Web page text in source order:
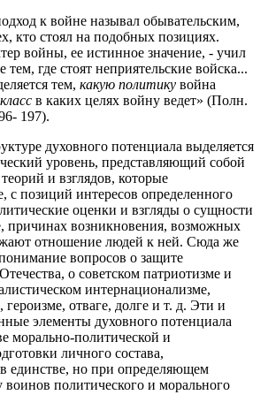
к войне называл обывательским,
кто стоял на подобных позициях.
войны, ее истинное значение, - учил
тем, где стоят неприятельские войска...
тем, какую политику война
в каких целях войну ведет» (Полн.
197).
духовного потенциала выделяется
уровень, представляющий собой
и взглядов, которые
с позиций интересов определенного
оценки и взгляды о сущности
причинах возникновения, возможных
отношение людей к ней. Сюда же
вопросов о защите
о советском патриотизме и
интернационализме,
отваге, долге и т. д. Эти и
элементы духовного потенциала
морально-политической и
личного состава,
единстве, но при определяющем
воинов политического и морального